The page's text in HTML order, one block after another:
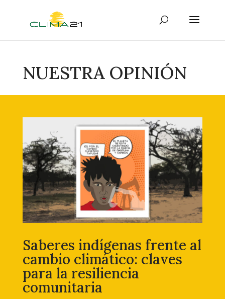
NUESTRA OPINIÓN
Saberes indígenas frente al
cambio climático: claves
para la resiliencia
comunitaria